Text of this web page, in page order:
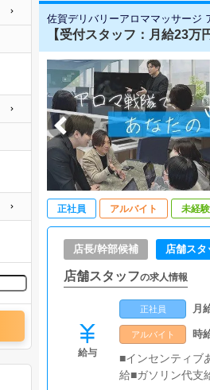
佐賀デリバリーアロママッサージ
【受付スタッフ：月給23
正社員 アルバイト 未経
店長/幹部候補 店舗スタ
店舗スタッフの求人情報
給与
正社員 月
アルバイト 時
■インセンティブ
給■ガソリン代支